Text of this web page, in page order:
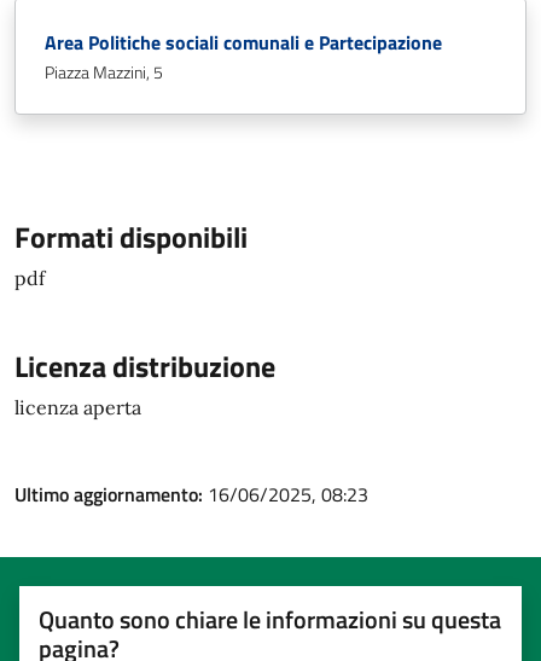
Area Politiche sociali comunali e Partecipazione
Piazza Mazzini, 5
Formati disponibili
pdf
Licenza distribuzione
licenza aperta
Ultimo aggiornamento: 16/06/2025, 08:23
Quanto sono chiare le informazioni su questa
pagina?